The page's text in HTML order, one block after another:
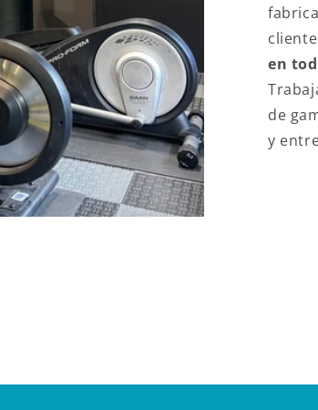
en
de
y